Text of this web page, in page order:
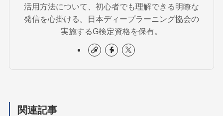
活用方法について、初心者でも理解できる明瞭な
発信を心掛ける。日本ディープラーニング協会の
実施するG検定資格を保有。
関連記事